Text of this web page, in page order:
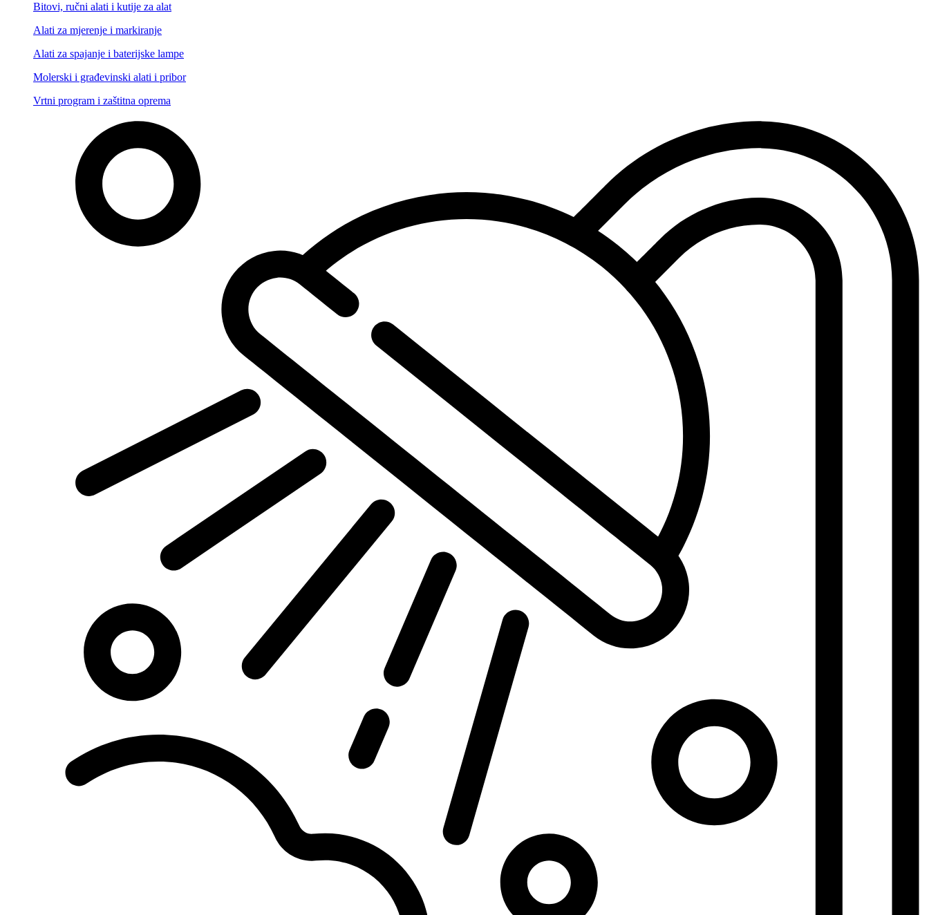
Bitovi, ručni alati i kutije za alat
Alati za mjerenje i markiranje
Alati za spajanje i baterijske lampe
Molerski i građevinski alati i pribor
Vrtni program i zaštitna oprema